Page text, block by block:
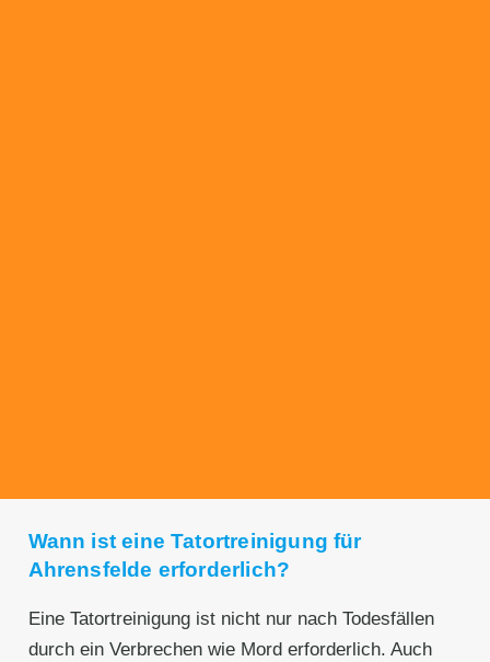
Wann ist eine Tatortreinigung für
Ahrensfelde erforderlich?
Eine Tatortreinigung ist nicht nur nach Todesfällen
durch ein Verbrechen wie Mord erforderlich. Auch